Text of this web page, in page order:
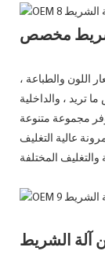
مخصص
اللون والطباعة ،
مجموعة متنوعة
آلة الشريط